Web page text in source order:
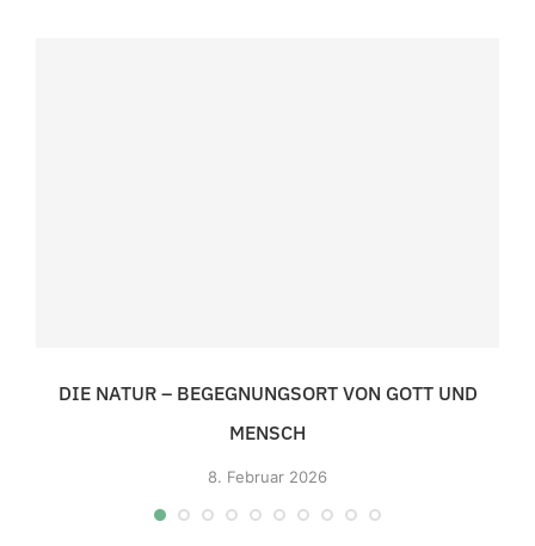
DIE NATUR – BEGEGNUNGSORT VON GOTT UND
MENSCH
8. Februar 2026